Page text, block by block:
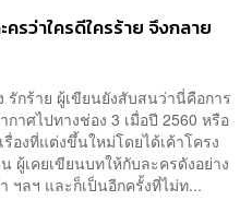
รว่าใครดีใครร้าย จึงกลาย
รักร้าย ผู้เขียนยังสับสนว่านี่คือการ
กาศไปทางช่อง 3 เมื่อปี 2560 หรือ
องที่แต่งขึ้นใหม่โดยได้เค้าโครง
ผู้เคยเขียนบทให้กับละครดังอย่าง
ฯลฯ และก็เป็นอีกครั้งที่ไม่ท...